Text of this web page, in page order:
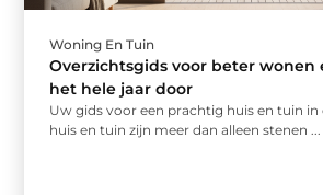
Woning En Tuin
Overzichtsgids voor beter wonen
het hele jaar door
Uw gids voor een prachtig huis en tuin in
huis en tuin zijn meer dan alleen stenen ...